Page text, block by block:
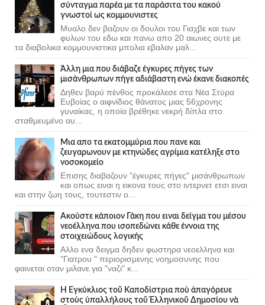
σύνταγμα παρέα με τα παράσιτα του κακού
γνωστοί ως κομμουνιστες
Μυαλο δεν βαζουν οι δουλοι του Γιαχβε και των
φυλων του εδω και πανω απο 20 αιωνες ουτε με
τα διαβολικα κομμουνιστικα μπολια εβαλαν μαλ...
Άλλη μια που διάβαζε έγκυρες πήγες των
μισάνθρωπων πήγε αδιάβαστη ενώ έκανε διακοπές
Δηθεν βαρύ πένθος προκάλεσε στα Νέα Στύρα
Ευβοίας ο αιφνίδιος θάνατος μιας 56χρονης
γυναίκας, η οποία βρέθηκε νεκρή δίπλα στο
σταθμευμένο αυ...
Μια απο τα εκατομμύρια που πανε και
ζευγαρωνουν με κτηνώδες αγρίμια κατέληξε στο
νοσοκομείο
Επισης διαβαζουν "έγκυρες πήγες" μισάνθρωπων
και οπως ειναι η εικονα τους στο ιντερνετ ετσι ειναι
και στην ζωη τους, τουτεστιν ο...
Ακούστε κάποιον Γάκη που ειναι δείγμα του μέσου
νεοέλληνα που ισοπεδώνει κάθε έννοια της
στοιχειώδους λογικής
Αλλο ενα δειγμα δηδεν φωστηρα νεοελληνα και
"Γιατρου " περιορισμενης νοημοσυνης που
φαινεται οταν μιλανε για "ναζι" κ...
Ἡ Ἐγκύκλιος τοῦ Καποδίστρια ποὺ ἀπαγόρευε
στοὺς ὑπαλλήλους τοῦ Ἑλληνικοῦ Δημοσίου νὰ